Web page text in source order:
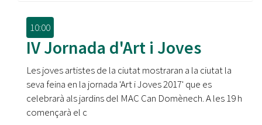
10:00
IV Jornada d'Art i Joves
Les joves artistes de la ciutat mostraran a la ciutat la
seva feina en la jornada 'Art i Joves 2017' que es
celebrarà als jardins del MAC Can Domènech. A les 19 h
començarà el c